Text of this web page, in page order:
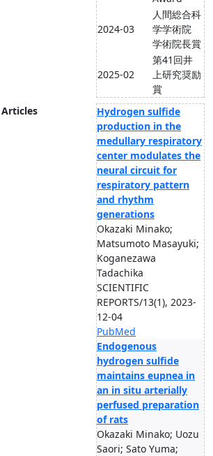
2024-03
人間総合科
学学術院
学術院長賞
2025-02
第41回井
上研究奨励
賞
Articles
Hydrogen sulfide
production in the
medullary respiratory
center modulates the
neural circuit for
respiratory pattern
and rhythm
generations
Okazaki Minako;
Matsumoto Masayuki;
Koganezawa
Tadachika
SCIENTIFIC
REPORTS/13(1), 2023-
12-04
PubMed
Endogenous
hydrogen sulfide
maintains eupnea in
an in situ arterially
perfused preparation
of rats
Okazaki Minako; Uozu
Saori; Sato Yuma;